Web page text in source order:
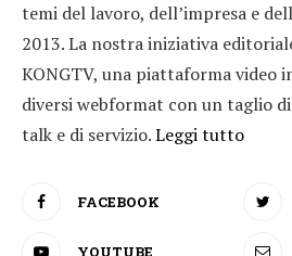
temi del lavoro, dell’impresa e
2013. La nostra iniziativa
KONGTV, una piattaforma video
diversi webformat con un taglio
talk e di servizio.Leggi tutto
FACEBOOK
YOUTUBE